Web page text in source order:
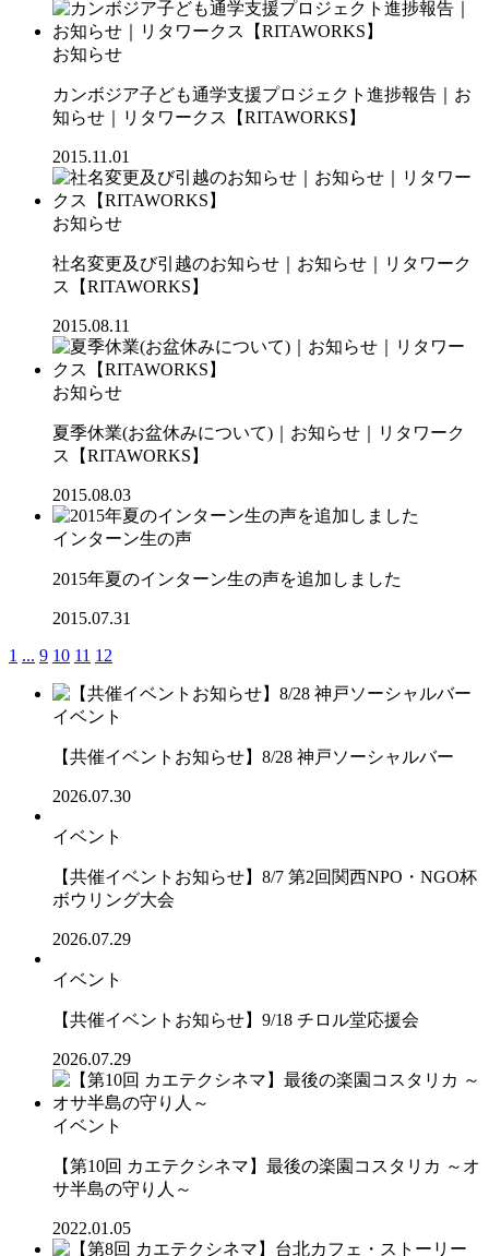
お知らせ
カンボジア子ども通学支援プロジェクト進捗報告｜お
知らせ｜リタワークス【RITAWORKS】
2015.11.01
お知らせ
社名変更及び引越のお知らせ｜お知らせ｜リタワーク
ス【RITAWORKS】
2015.08.11
お知らせ
夏季休業(お盆休みについて)｜お知らせ｜リタワーク
ス【RITAWORKS】
2015.08.03
インターン生の声
2015年夏のインターン生の声を追加しました
2015.07.31
1 ... 9 10 11 12
イベント
【共催イベントお知らせ】8/28 神戸ソーシャルバー
2026.07.30
イベント
【共催イベントお知らせ】8/7 第2回関西NPO・NGO杯
ボウリング大会
2026.07.29
イベント
【共催イベントお知らせ】9/18 チロル堂応援会
2026.07.29
イベント
【第10回 カエテクシネマ】最後の楽園コスタリカ ～オ
サ半島の守り人～
2022.01.05